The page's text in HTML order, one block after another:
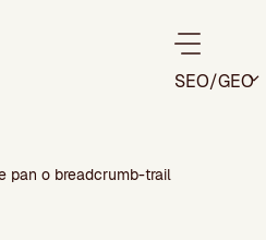
SEO/GEO
pan o breadcrumb-trail